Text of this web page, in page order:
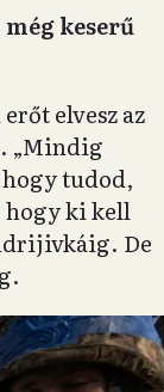
keserű
elvesz az
„Mindig
tudod,
hogy ki kell
De